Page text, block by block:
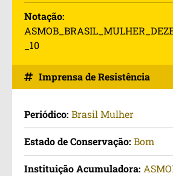
Notação:
_10
Imprensa de Resistência
Periódico: Brasil Mulher
Estado de Conservação: Bom
Instituição Acumuladora: